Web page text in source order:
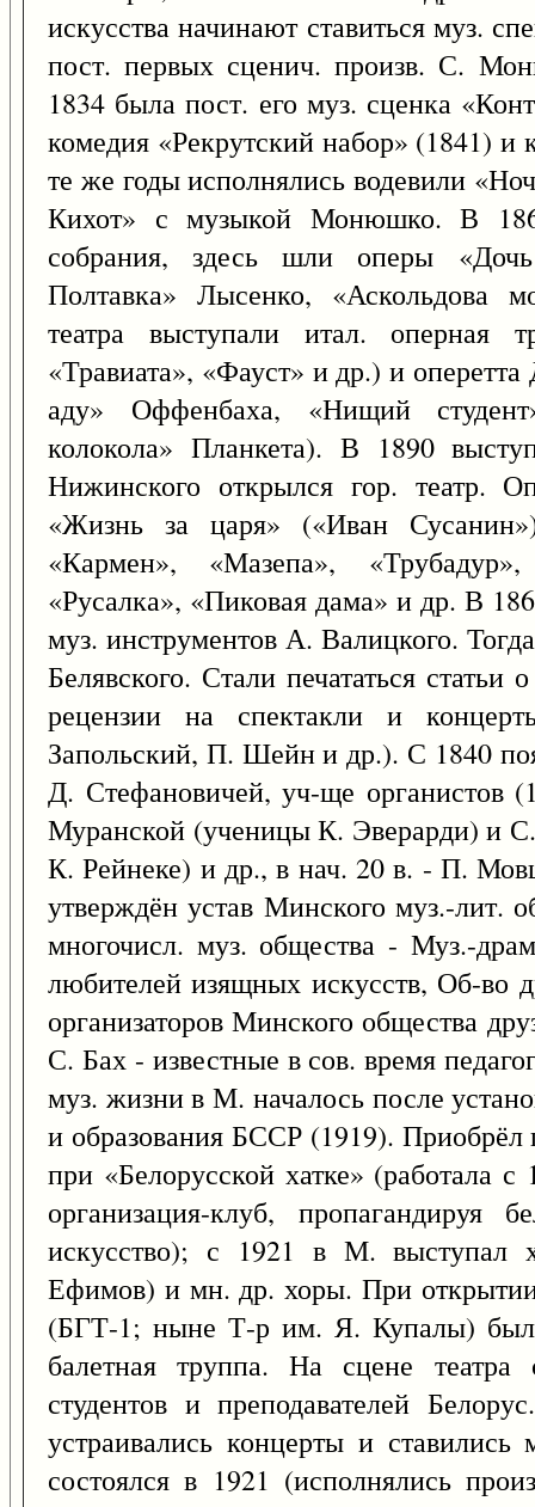
искусства начинают ставиться муз.
пост. первых сценич. произв. С.
1834 была пост. его муз. сценка
комедия «Рекрутский набор» (1841)
те же годы исполнялись водевили
Кихот» с музыкой Монюшко. В
собрания, здесь шли оперы
Полтавка» Лысенко, «Аскольдова
театра выступали итал. оперная
«Травиата», «Фауст» и др.) и
аду» Оффенбаха, «Нищий
колокола» Планкета). В 1890
Нижинского открылся гор. театр.
«Жизнь за царя» («Иван
«Кармен», «Мазепа»,
«Русалка», «Пиковая дама» и др. В
муз. инструментов А. Валицкого.
Белявского. Стали печататься
рецензии на спектакли и
Запольский, П. Шейн и др.). С 1840
Д. Стефановичей, уч-ще органистов
Муранской (ученицы К. Эверарди) и
К. Рейнеке) и др., в нач. 20 в. - П.
утверждён устав Минского муз.-лит.
многочисл. муз. общества - Муз.-
любителей изящных искусств, Об-во
организаторов Минского общества
С. Бах - известные в сов. время
муз. жизни в М. началось после
и образования БССР (1919). Приобрёл
при «Белорусской хатке» (работала с
организация-клуб, пропагандируя
искусство); с 1921 в М. выступал
Ефимов) и мн. др. хоры. При открытии
(БГТ-1; ныне Т-р им. Я. Купалы)
балетная труппа. На сцене
студентов и преподавателей
устраивались концерты и
состоялся в 1921 (исполнялись